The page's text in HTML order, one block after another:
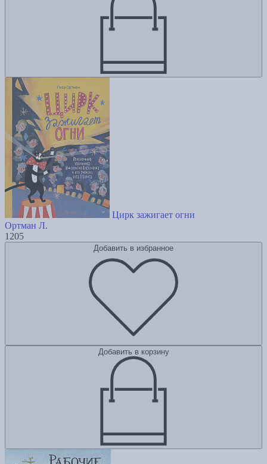
Цирк зажигает огни
Ортман Л.
1205
Добавить в избранное
Добавить в корзину